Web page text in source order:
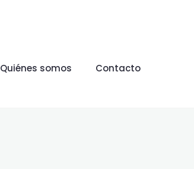
Quiénes somos Contacto